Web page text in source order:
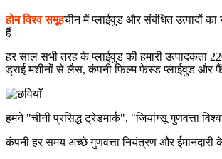
होम विश्व समूहचीन में प्लाईवुड और संबंधित उत्पादों
हैं।
हर साल सभी तरह के प्लाईवुड की हमारी उत्पादकता
ड्राई मशीनों से लैस, कंपनी फिल्म फेस्ड प्लाईवुड और
हमने "चीनी प्रसिद्ध ट्रेडमार्क", "जियांग्सू गुणवत्ता
कंपनी हर समय अच्छे गुणवत्ता नियंत्रण और ईमानदारी के